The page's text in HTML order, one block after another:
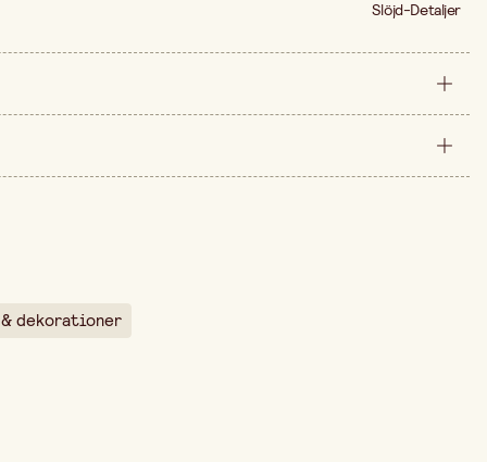
Slöjd-Detaljer
styck
& dekorationer